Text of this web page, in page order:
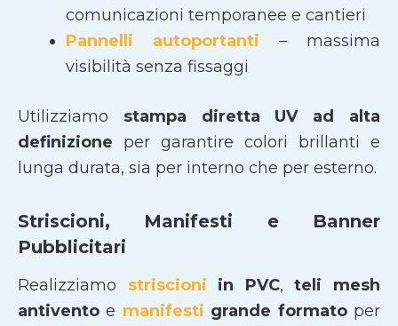
comunicazioni temporanee e cantieri
Pannelli autoportanti – massima
visibilità senza fissaggi
Utilizziamo stampa diretta UV ad alta
definizione per garantire colori brillanti e
lunga durata, sia per interno che per esterno.
Striscioni, Manifesti e Banner
Pubblicitari
Realizziamo striscioni in PVC,teli mesh
antivento e manifesti grande formatoper